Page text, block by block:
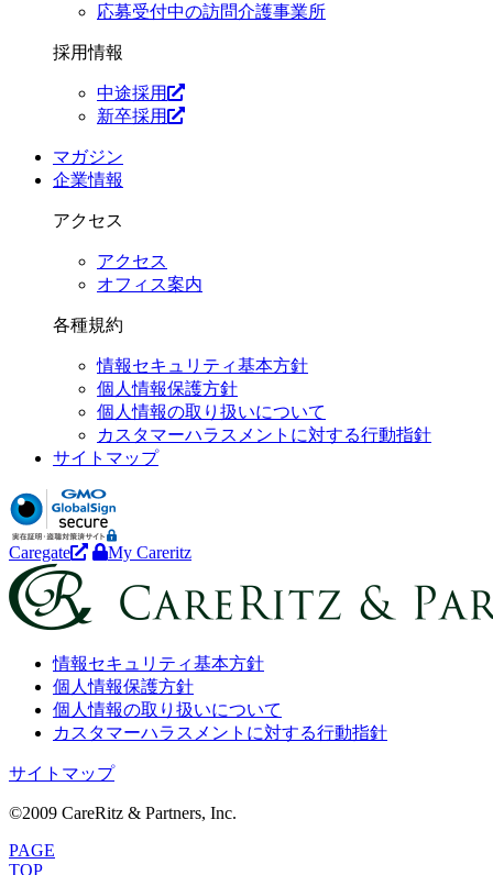
応募受付中の訪問介護事業所
採用情報
中途採用
新卒採用
マガジン
企業情報
アクセス
アクセス
オフィス案内
各種規約
情報セキュリティ基本方針
個人情報保護方針
個人情報の取り扱いについて
カスタマーハラスメントに対する行動指針
サイトマップ
Caregate My Careritz
情報セキュリティ基本方針
個人情報保護方針
個人情報の取り扱いについて
カスタマーハラスメントに対する行動指針
サイトマップ
©2009 CareRitz & Partners, Inc.
PAGE
TOP